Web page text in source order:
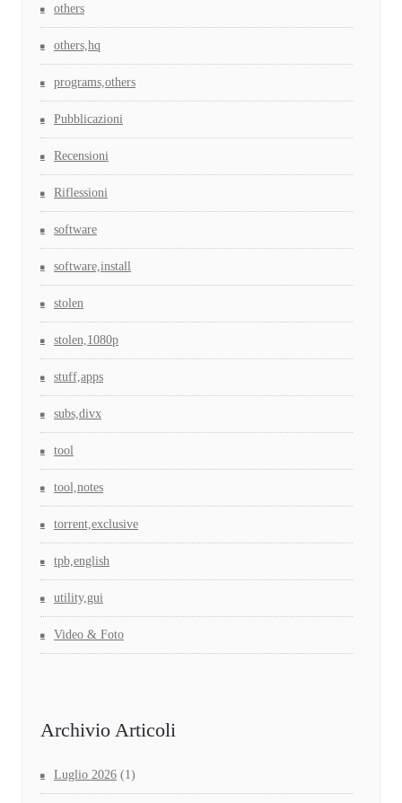
others
others,hq
programs,others
Pubblicazioni
Recensioni
Riflessioni
software
software,install
stolen
stolen,1080p
stuff,apps
subs,divx
tool
tool,notes
torrent,exclusive
tpb,english
utility,gui
Video & Foto
Archivio Articoli
Luglio 2026 (1)